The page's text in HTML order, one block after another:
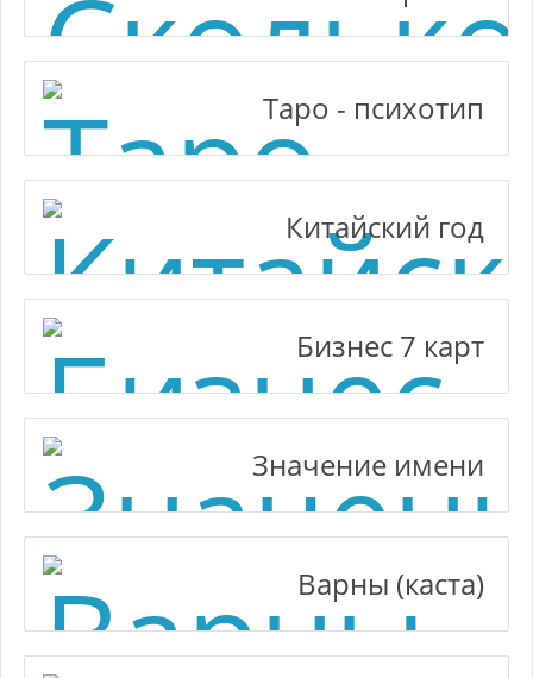
Таро - психотип
Китайский год
Бизнес 7 карт
Значение имени
Варны (каста)